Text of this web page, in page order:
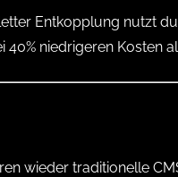
Entkopplung nutzt
niedrigeren Kosten
wieder traditionelle